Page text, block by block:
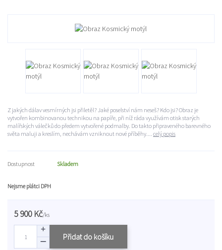
Z jakých dálav vesmírných jsi přiletěl? Jaké poselství nám neseš? Kdo jsi? Obraz je
vytvořen kombinovanou technikou na papíře, při níž ráda využívám otisk starých
malířských válečků do předem vytvořené podmalby. Do takto připraveného barevného
světa maluji a kreslím, nechávám vzniknout nové příběhy.... celý popis
Dostupnost Skladem
Nejsme plátci DPH
5 900 Kč/ks
Přidat do košíku